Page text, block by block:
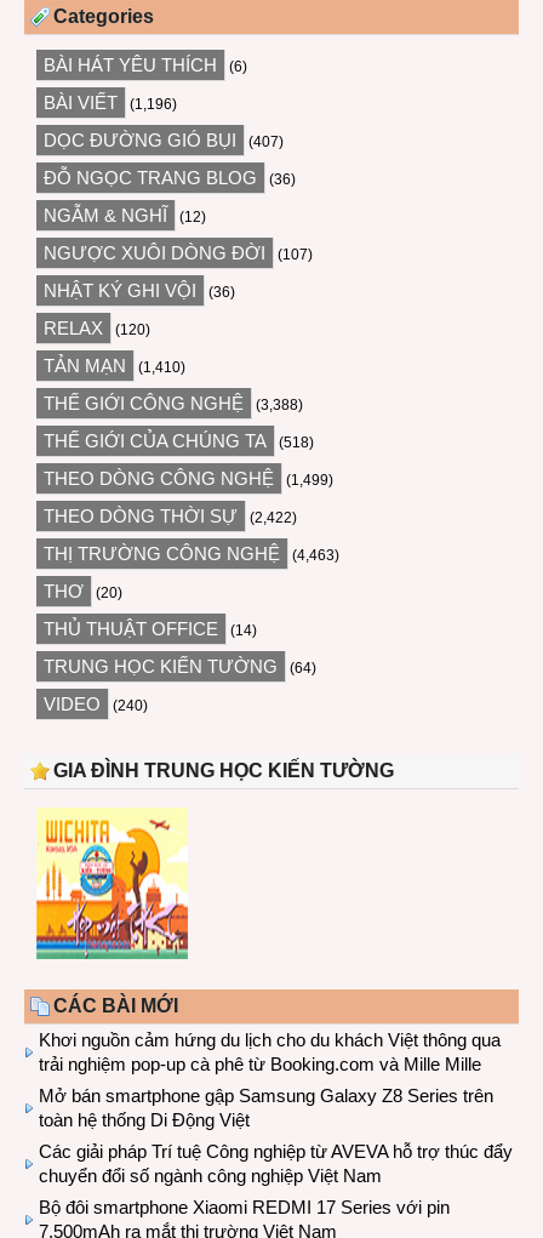
Categories
BÀI HÁT YÊU THÍCH (6)
BÀI VIẾT (1,196)
DỌC ĐƯỜNG GIÓ BỤI (407)
ĐỖ NGỌC TRANG BLOG (36)
NGẪM & NGHĨ (12)
NGƯỢC XUÔI DÒNG ĐỜI (107)
NHẬT KÝ GHI VỘI (36)
RELAX (120)
TẢN MẠN (1,410)
THẾ GIỚI CÔNG NGHỆ (3,388)
THẾ GIỚI CỦA CHÚNG TA (518)
THEO DÒNG CÔNG NGHỆ (1,499)
THEO DÒNG THỜI SỰ (2,422)
THỊ TRƯỜNG CÔNG NGHỆ (4,463)
THƠ (20)
THỦ THUẬT OFFICE (14)
TRUNG HỌC KIẾN TƯỜNG (64)
VIDEO (240)
GIA ĐÌNH TRUNG HỌC KIẾN TƯỜNG
CÁC BÀI MỚI
Khơi nguồn cảm hứng du lịch cho du khách Việt thông qua
trải nghiệm pop-up cà phê từ Booking.com và Mille Mille
Mở bán smartphone gập Samsung Galaxy Z8 Series trên
toàn hệ thống Di Động Việt
Các giải pháp Trí tuệ Công nghiệp từ AVEVA hỗ trợ thúc đẩy
chuyển đổi số ngành công nghiệp Việt Nam
Bộ đôi smartphone Xiaomi REDMI 17 Series với pin
7.500mAh ra mắt thị trường Việt Nam